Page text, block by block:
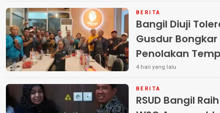
BERITA
Bangil Diuji
Gusdur
Penolakan
4 hari yang lalu
BERITA
RSUD Bangil